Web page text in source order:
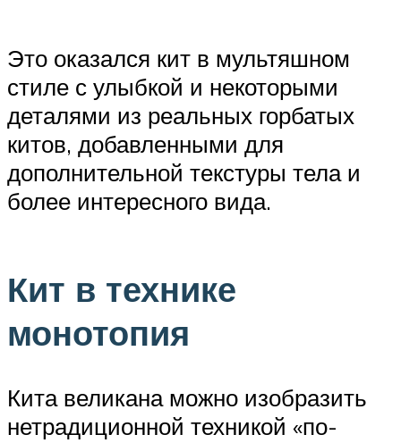
Это оказался кит в мультяшном
стиле с улыбкой и некоторыми
деталями из реальных горбатых
китов, добавленными для
дополнительной текстуры тела и
более интересного вида.
Кит в технике
монотопия
Кита великана можно изобразить
нетрадиционной техникой «по-